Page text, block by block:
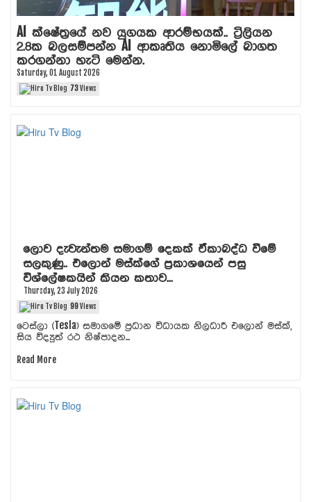
AI ක්ෂේත්‍රයේ නව යුගයක ආරම්භයක්.. ට්‍රිලියන
2.8ක බලසම්පන්න AI ආකෘතිය නොමිලේ බාගත
කරගන්නා හැටි මෙන්න.
Saturday, 01 August 2026
73Views
ලොව දැවැන්තම සමාගම් දෙකක් ඒකාබද්ධ වීමේ
සලකුණු.. එලොන් මස්ක්ගේ ප්‍රකාශයෙන් පසු
විශ්ලේෂකයින් කියන කතාව...
Thursday, 23 July 2026
99Views
ටෙස්ලා (Tesla) සමාගමේ ප්‍රධාන විධායක නිලධාරී එලොන් මස්ක්,
සිය විද්‍යුත් රථ නිෂ්පාදන...
Read More